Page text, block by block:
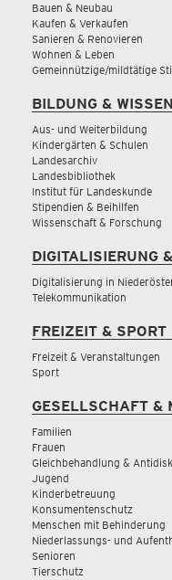
Bauen & Neubau
Kaufen & Verkaufen
Sanieren & Renovieren
Wohnen & Leben
Gemeinnützige/mildtätige
BILDUNG &
Aus- und Weiterbildung
Kindergärten & Schulen
Landesarchiv
Landesbibliothek
Institut für Landeskunde
Stipendien & Beihilfen
Wissenschaft & Forschung
DIGITALISIERUNG
Digitalisierung in
Telekommunikation
FREIZEIT & SPORT
Freizeit & Veranstaltungen
Sport
GESELLSCHAFT &
Familien
Frauen
Gleichbehandlung &
Jugend
Kinderbetreuung
Konsumentenschutz
Menschen mit Behinderung
Niederlassungs- und
Senioren
Tierschutz